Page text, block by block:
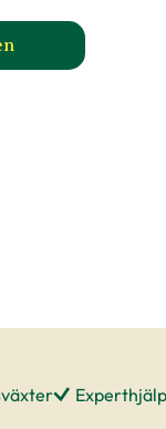
Marie